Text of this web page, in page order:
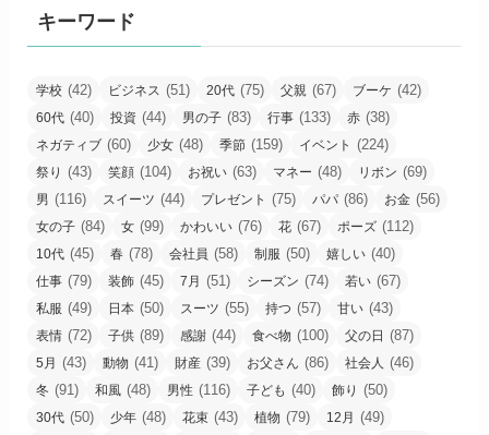
キーワード
学校 (42) ビジネス (51) 20代 (75) 父親 (67) ブーケ (42)
60代 (40) 投資 (44) 男の子 (83) 行事 (133) 赤 (38)
ネガティブ (60) 少女 (48) 季節 (159) イベント (224)
祭り (43) 笑顔 (104) お祝い (63) マネー (48) リボン (69)
男 (116) スイーツ (44) プレゼント (75) パパ (86) お金 (56)
女の子 (84) 女 (99) かわいい (76) 花 (67) ポーズ (112)
10代 (45) 春 (78) 会社員 (58) 制服 (50) 嬉しい (40)
仕事 (79) 装飾 (45) 7月 (51) シーズン (74) 若い (67)
私服 (49) 日本 (50) スーツ (55) 持つ (57) 甘い (43)
表情 (72) 子供 (89) 感謝 (44) 食べ物 (100) 父の日 (87)
5月 (43) 動物 (41) 財産 (39) お父さん (86) 社会人 (46)
冬 (91) 和風 (48) 男性 (116) 子ども (40) 飾り (50)
30代 (50) 少年 (48) 花束 (43) 植物 (79) 12月 (49)